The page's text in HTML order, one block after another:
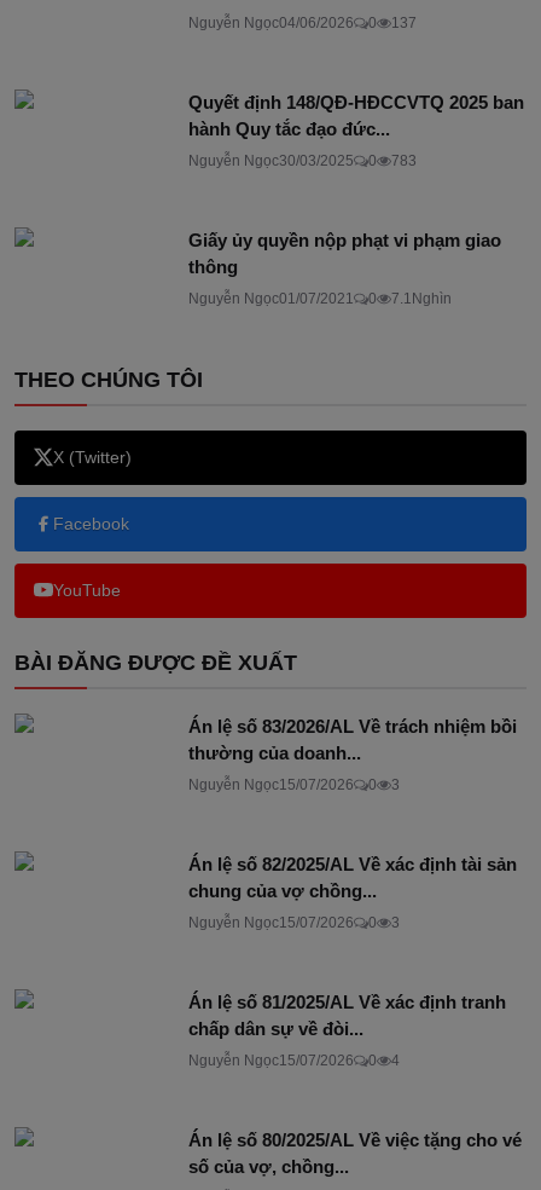
Nguyễn Ngọc04/06/2026 0 137
Quyết định 148/QĐ-HĐCCVTQ 2025 ban
hành Quy tắc đạo đức...
Nguyễn Ngọc30/03/2025 0 783
Giấy ủy quyền nộp phạt vi phạm giao
thông
Nguyễn Ngọc01/07/2021 0 7.1Nghìn
THEO CHÚNG TÔI
X (Twitter)
Facebook
YouTube
BÀI ĐĂNG ĐƯỢC ĐỀ XUẤT
Án lệ số 83/2026/AL Về trách nhiệm bồi
thường của doanh...
Nguyễn Ngọc15/07/2026 0 3
Án lệ số 82/2025/AL Về xác định tài sản
chung của vợ chồng...
Nguyễn Ngọc15/07/2026 0 3
Án lệ số 81/2025/AL Về xác định tranh
chấp dân sự về đòi...
Nguyễn Ngọc15/07/2026 0 4
Án lệ số 80/2025/AL Về việc tặng cho vé
số của vợ, chồng...